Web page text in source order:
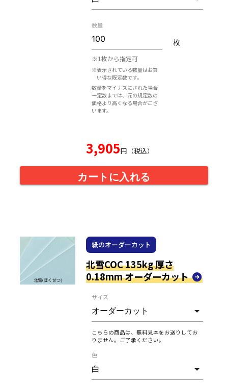
数量
※1枚から指定可
※表示されている数量はお買
い得な既定数です。
数量をマイナスにされた場合
一定数までは、元の規定数の
価格より高くなる場合がござ
います。
枚
3,905円（税込）
カートに入れる
紙のオーダーカット
北雪COC 135kg 厚さ
0.18mm オーダーカット
サイズ
こちらの商品は、無料見本をお送りしてお
りません。ご了承ください。
色